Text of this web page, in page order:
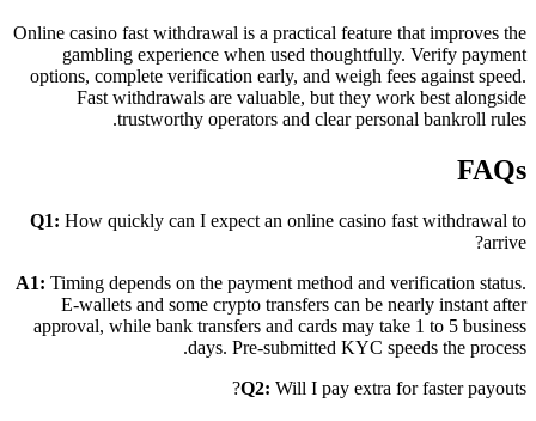
Online casino fast withdrawal is a practical feature that improves the
gambling experience when used thoughtfully. Verify payment
options, complete verification early, and weigh fees against speed.
Fast withdrawals are valuable, but they work best alongside
trustworthy operators and clear personal bankroll rules.
FAQs
Q1: How quickly can I expect an online casino fast withdrawal to
arrive?
A1: Timing depends on the payment method and verification status.
E-wallets and some crypto transfers can be nearly instant after
approval, while bank transfers and cards may take 1 to 5 business
days. Pre-submitted KYC speeds the process.
Q2: Will I pay extra for faster payouts?